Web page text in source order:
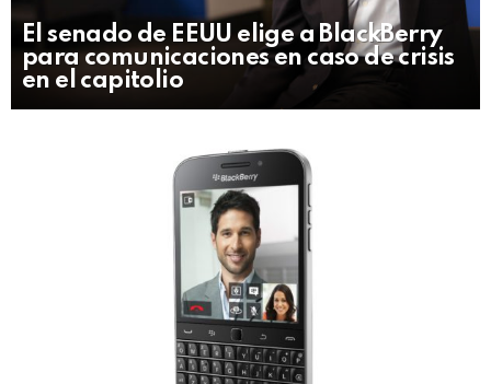
El senado de EEUU elige a BlackBerry
para comunicaciones en caso de crisis
en el capitolio